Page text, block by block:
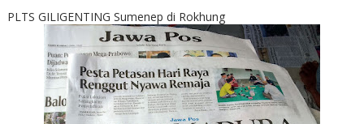
PLTS GILIGENTING Sumenep di Rokhung